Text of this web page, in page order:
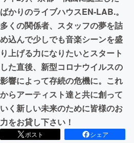
CAMPFIRE for Social Good
CAMPFIREふるさと納税
ばかりのライブハウスEN-LAB.。
多くの関係者、スタッフの夢を詰
め込んで少しでも音楽シーンを盛
り上げる力になりたいとスタート
した直後、新型コロナウイルスの
影響によって存続の危機に。これ
からアーティスト達と共に創って
いく新しい未来のために皆様のお
力をお貸し下さい！
ポスト
シェア